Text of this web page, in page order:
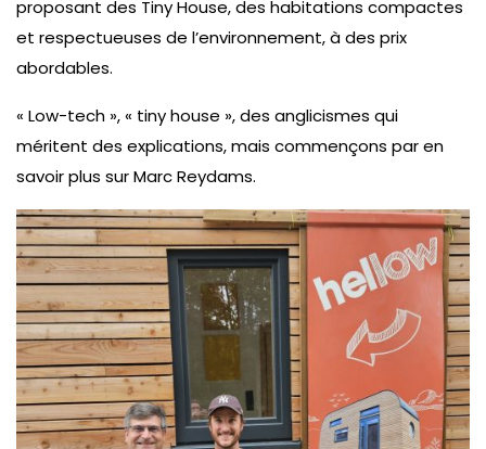
proposant des Tiny House, des habitations compactes
et respectueuses de l’environnement, à des prix
abordables.
« Low-tech », « tiny house », des anglicismes qui
méritent des explications, mais commençons par en
savoir plus sur Marc Reydams.